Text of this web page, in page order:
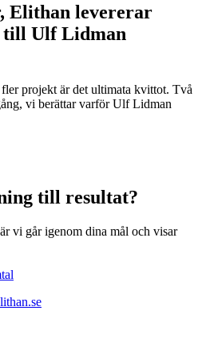
Elithan levererar
till Ulf Lidman
projekt är det ultimata kvittot. Två
vi berättar varför Ulf Lidman
till resultat?
vi går igenom dina mål och visar